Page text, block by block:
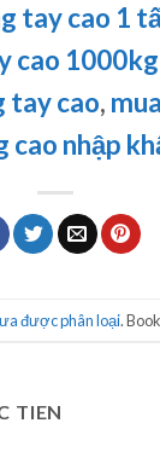
tay cao 1
cao
tay cao,
cao nhập
được phân loại.
TIEN